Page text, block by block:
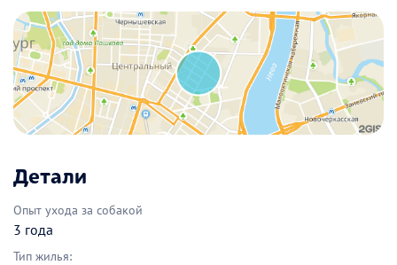
Детали
Опыт ухода за собакой
3 года
Тип жилья: